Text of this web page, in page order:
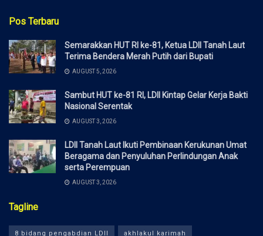
Pos Terbaru
Semarakkan HUT RI ke-81, Ketua LDII Tanah Laut
Terima Bendera Merah Putih dari Bupati
AUGUST 5, 2026
Sambut HUT ke-81 RI, LDII Kintap Gelar Kerja Bakti
Nasional Serentak
AUGUST 3, 2026
LDII Tanah Laut Ikuti Pembinaan Kerukunan Umat
Beragama dan Penyuluhan Perlindungan Anak
serta Perempuan
AUGUST 3, 2026
Tagline
8 bidang pengabdian LDII akhlakul karimah